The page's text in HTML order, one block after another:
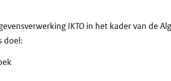
IKTO in het kader van de
doel: